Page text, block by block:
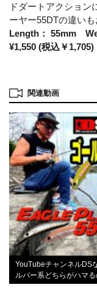
ドダートアクション
ーヤー55DTの違いも
Length： 55mm
¥1,550 (税込￥1,705)
関連動画
YouTubeチャンネルDS
ルバー系どちらがハマる